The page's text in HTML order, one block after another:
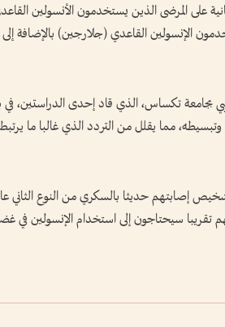
على المرضى الذين يستخدمون الأنسولين
الإنسولين القاعدي (جلارجين) بالإضافة
تكساس، الذي قاد إحدى الدراستين، في
مما يقلل من التردد الذي غالبا ما
إصابتهم حديثا بالسكري من النوع الثاني
تقريبا سيحتاجون إلى استخدام الإنسولين في